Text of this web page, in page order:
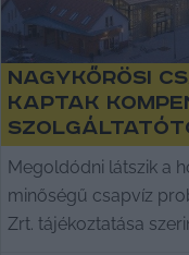
Nagykőrösi
kaptak
Megoldódni látszik a
minőségű csapvíz
Zrt. tájékoztatása